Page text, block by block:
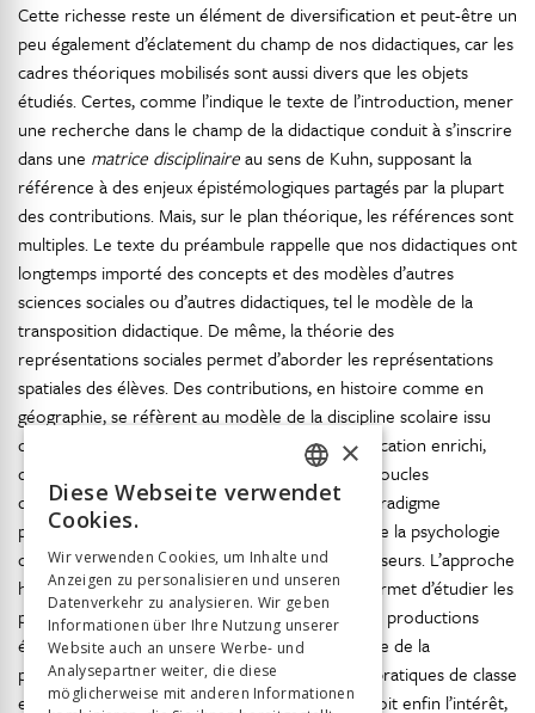
Cette richesse reste un élément de diversification et peut-être un
peu également d’éclatement du champ de nos didactiques, car les
cadres théoriques mobilisés sont aussi divers que les objets
étudiés. Certes, comme l’indique le texte de l’introduction, mener
une recherche dans le champ de la didactique conduit à s’inscrire
dans une matrice disciplinaireau sens de Kuhn, supposant la
référence à des enjeux épistémologiques partagés par la plupart
des contributions. Mais, sur le plan théorique, les références sont
multiples. Le texte du préambule rappelle que nos didactiques ont
longtemps importé des concepts et des modèles d’autres
sciences sociales ou d’autres didactiques, tel le modèle de la
transposition didactique. De même, la théorie des
représentations sociales permet d’aborder les représentations
spatiales des élèves. Des contributions, en histoire comme en
géographie, se réfèrent au modèle de la discipline scolaire issu
des travaux d’André Chervel en histoire de l’éducation enrichi,
dans nos disciplines, du modèle des 4 R et des boucles
didactiques de François Audigier ainsi que du paradigme
positiviste de Nicole Tutiaux-Guillon. Les outils de la psychologie
du travail servent à analyser l’activité des professeurs. L’approche
historico-culturelle des pratiques langagières permet d’étudier les
processus de secondarisation à l’œuvre dans les productions
écrites et les apprentissages des élèves. Le cadre de la
problématisation sert à analyser aussi bien des pratiques de classe
en histoire que l’étude du fait religieux. On perçoit enfin l’intérêt,
FRENCH
ITALIAN
×
Diese Webseite verwendet
Cookies.
Wir verwenden Cookies, um Inhalte und
Anzeigen zu personalisieren und unseren
Datenverkehr zu analysieren. Wir geben
Informationen über Ihre Nutzung unserer
Website auch an unsere Werbe- und
Analysepartner weiter, die diese
möglicherweise mit anderen Informationen